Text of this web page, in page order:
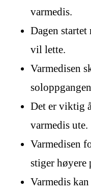
varmedis.
Dagen
vil lette.
Varmedisen
Det er viktig
varmedis ute.
Varmedisen
stiger høyere
Varmedis